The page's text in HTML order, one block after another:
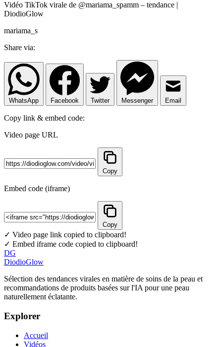
Vidéo TikTok virale de @mariama_spamm – tendance |
DiodioGlow
mariama_s
Share via:
WhatsApp Facebook Twitter Messenger Email
Copy link & embed code:
Video page URL
Copy
Embed code (iframe)
Copy
✓ Video page link copied to clipboard!
✓ Embed iframe code copied to clipboard!
DG
DiodioGlow
Sélection des tendances virales en matière de soins de la peau et
recommandations de produits basées sur l'IA pour une peau
naturellement éclatante.
Explorer
Accueil
Vidéos